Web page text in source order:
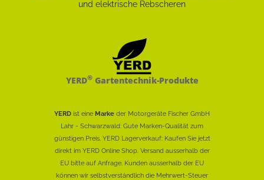
YERD®Gartentechnik-Produkte
YERD ist eine Marke der Motorgeräte Fischer GmbH
Lahr - Schwarzwald: Gute Marken-Qualität zum
günstigen Preis. YERD Lagerverkauf: Kaufen Sie jetzt
direkt im YERD Online Shop. Versand ausserhalb der
EU bitte auf Anfrage. Kunden ausserhalb der EU
können wir selbstverständlich die Mehrwert-Steuer